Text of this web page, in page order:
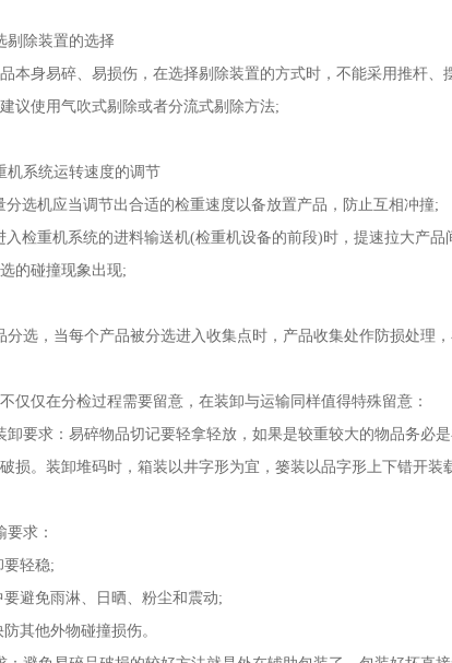
除装置的选择
身易碎、易损伤，在选择剔除装置的方式时，不能采用推杆、
议使用气吹式剔除或者分流式剔除方法;
系统运转速度的调节
机应当调节出合适的检重速度以备放置产品，防止互相冲撞;
重机系统的进料输送机(检重机设备的前段)时，提速拉大产品
的碰撞现象出现;
，当每个产品被分选进入收集点时，产品收集处作防损处理，
仅在分检过程需要留意，在装卸与运输同样值得特殊留意：
求：易碎物品切记要轻拿轻放，如果是较重较大的物品务必
损。装卸堆码时，箱装以井字形为宜，篓装以品字形上下错开
求：
轻稳;
免雨淋、日晒、粉尘和震动;
他外物碰撞损伤。